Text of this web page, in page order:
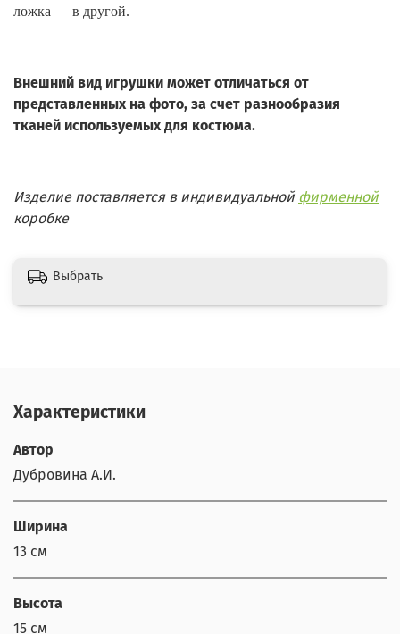
ложка — в другой.
Внешний вид игрушки может отличаться от
представленных на фото, за счет разнообразия
тканей используемых для костюма.
Изделие поставляется в индивидуальной фирменной
коробке
Выбрать
Характеристики
Автор
Дубровина А.И.
Ширина
13 см
Высота
15 см